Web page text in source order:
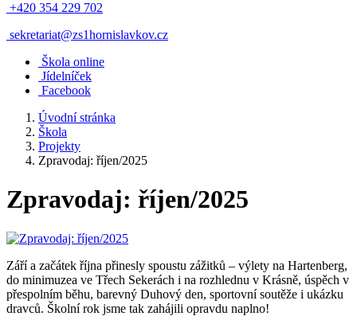
+420 354 229 702
sekretariat@zs1hornislavkov.cz
Škola online
Jídelníček
Facebook
Úvodní stránka
Škola
Projekty
Zpravodaj: říjen/2025
Zpravodaj: říjen/2025
Září a začátek října přinesly spoustu zážitků – výlety na Hartenberg,
do minimuzea ve Třech Sekerách i na rozhlednu v Krásně, úspěch v
přespolním běhu, barevný Duhový den, sportovní soutěže i ukázku
dravců. Školní rok jsme tak zahájili opravdu naplno!